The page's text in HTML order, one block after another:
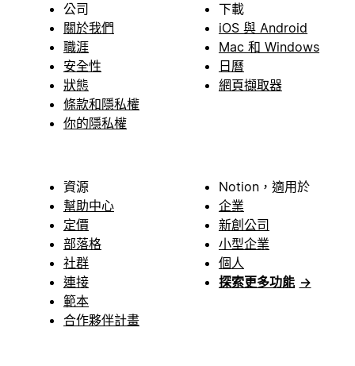
公司
關於我們
職涯
安全性
狀態
條款和隱私權
你的隱私權
下載
iOS 與 Android
Mac 和 Windows
日曆
網頁擷取器
資源
幫助中心
定價
部落格
社群
連接
範本
合作夥伴計畫
Notion，適用於
企業
新創公司
小型企業
個人
探索更多功能 →